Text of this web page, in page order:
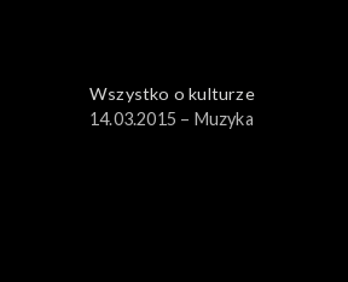
Wszystko o kulturze
14.03.2015 – Muzyka